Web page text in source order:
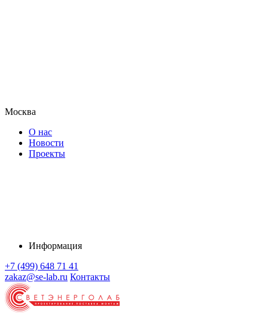
Москва
О нас
Новости
Проекты
Информация
+7 (499) 648 71 41
zakaz@se-lab.ru Контакты